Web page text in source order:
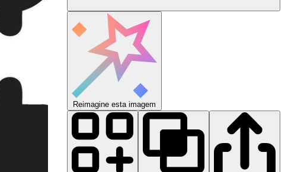
Reimagine esta imagem